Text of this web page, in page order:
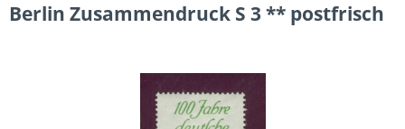
Berlin Zusammendruck S 3 ** postfrisch